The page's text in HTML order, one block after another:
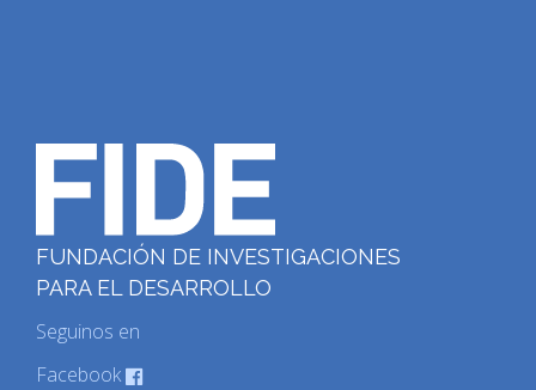
FUNDACIÓN DE INVESTIGACIONES
PARA EL DESARROLLO
Seguinos en
Facebook